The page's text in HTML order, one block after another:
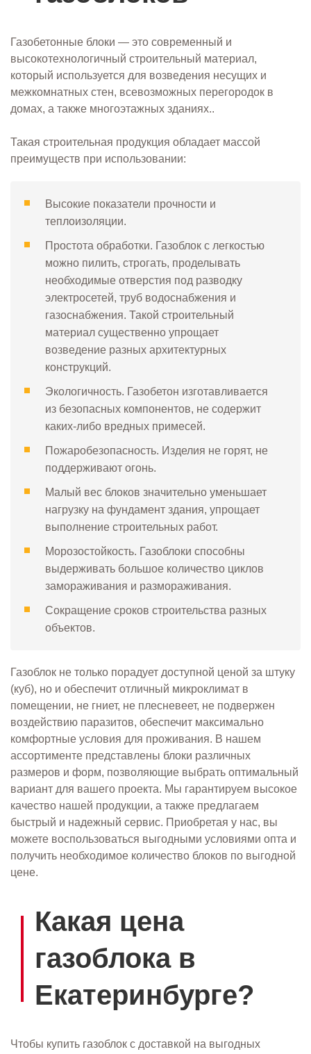
Газобетонные блоки — это современный и
высокотехнологичный строительный материал,
который используется для возведения несущих и
межкомнатных стен, всевозможных перегородок в
домах, а также многоэтажных зданиях..
Такая строительная продукция обладает массой
преимуществ при использовании:
Высокие показатели прочности и
теплоизоляции.
Простота обработки. Газоблок с легкостью
можно пилить, строгать, проделывать
необходимые отверстия под разводку
электросетей, труб водоснабжения и
газоснабжения. Такой строительный
материал существенно упрощает
возведение разных архитектурных
конструкций.
Экологичность. Газобетон изготавливается
из безопасных компонентов, не содержит
каких-либо вредных примесей.
Пожаробезопасность. Изделия не горят, не
поддерживают огонь.
Малый вес блоков значительно уменьшает
нагрузку на фундамент здания, упрощает
выполнение строительных работ.
Морозостойкость. Газоблоки способны
выдерживать большое количество циклов
замораживания и размораживания.
Сокращение сроков строительства разных
объектов.
Газоблок не только порадует доступной ценой за штуку
(куб), но и обеспечит отличный микроклимат в
помещении, не гниет, не плесневеет, не подвержен
воздействию паразитов, обеспечит максимально
комфортные условия для проживания. В нашем
ассортименте представлены блоки различных
размеров и форм, позволяющие выбрать оптимальный
вариант для вашего проекта. Мы гарантируем высокое
качество нашей продукции, а также предлагаем
быстрый и надежный сервис. Приобретая у нас, вы
можете воспользоваться выгодными условиями опта и
получить необходимое количество блоков по выгодной
цене.
Какая цена
газоблока в
Екатеринбурге?
Чтобы купить газоблок с доставкой на выгодных